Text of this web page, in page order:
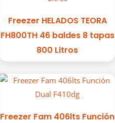
Freezer HELADOS TEORA
FH800TH 46 baldes 8 tapas
800 Litros
Freezer Fam 406lts Función